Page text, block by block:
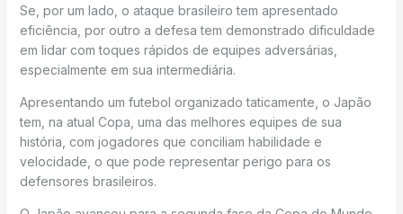
Se, por um lado, o ataque brasileiro tem apresentado
eficiência, por outro a defesa tem demonstrado dificuldade
em lidar com toques rápidos de equipes adversárias,
especialmente em sua intermediária.
Apresentando um futebol organizado taticamente, o Japão
tem, na atual Copa, uma das melhores equipes de sua
história, com jogadores que conciliam habilidade e
velocidade, o que pode representar perigo para os
defensores brasileiros.